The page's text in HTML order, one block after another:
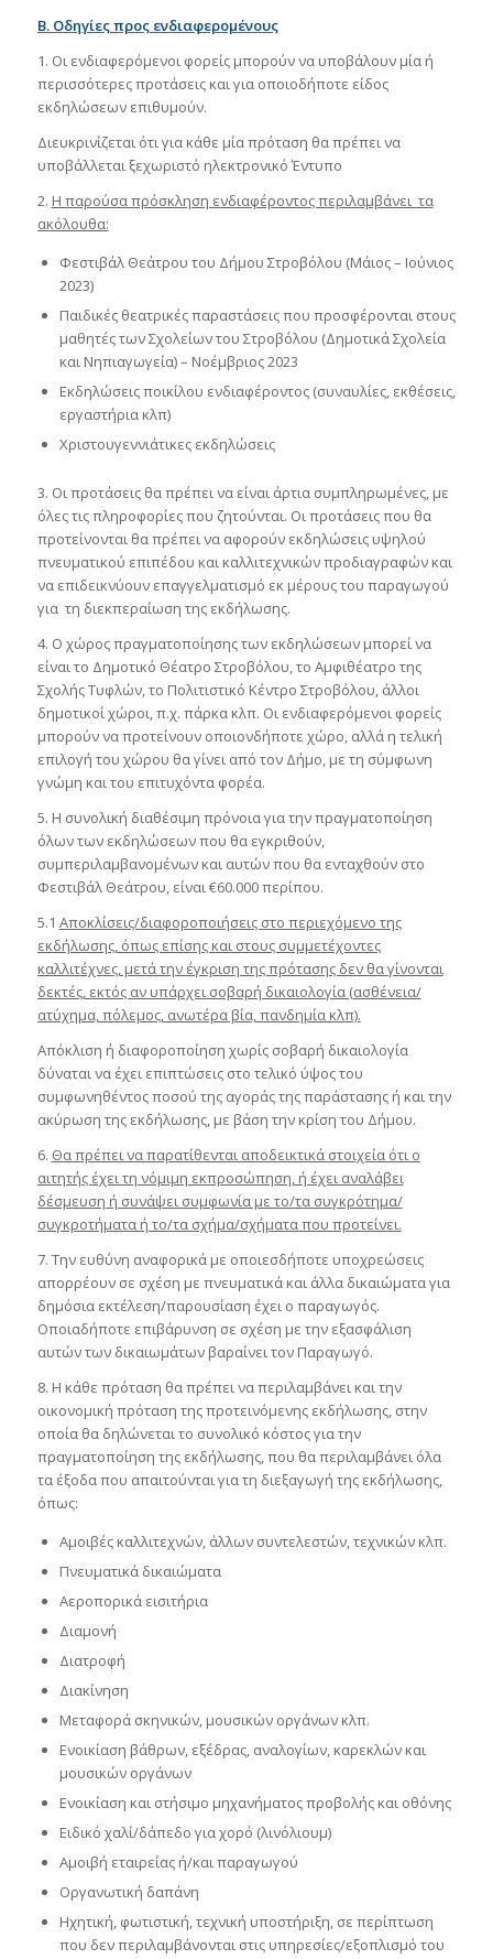
Β. Οδηγίες προς ενδιαφερομένους
1. Οι ενδιαφερόμενοι φορείς μπορούν να υποβάλουν μία ή
περισσότερες προτάσεις και για οποιοδήποτε είδος
εκδηλώσεων επιθυμούν.
Διευκρινίζεται ότι για κάθε μία πρόταση θα πρέπει να
υποβάλλεται ξεχωριστό ηλεκτρονικό Έντυπο
2. Η παρούσα πρόσκληση ενδιαφέροντος περιλαμβάνει τα
ακόλουθα:
Φεστιβάλ Θεάτρου του Δήμου Στροβόλου (Μάιος – Ιούνιος
2023)
Παιδικές θεατρικές παραστάσεις που προσφέρονται στους
μαθητές των Σχολείων του Στροβόλου (Δημοτικά Σχολεία
και Νηπιαγωγεία) – Νοέμβριος 2023
Εκδηλώσεις ποικίλου ενδιαφέροντος (συναυλίες, εκθέσεις,
εργαστήρια κλπ)
Χριστουγεννιάτικες εκδηλώσεις
3. Οι προτάσεις θα πρέπει να είναι άρτια συμπληρωμένες, με
όλες τις πληροφορίες που ζητούνται. Οι προτάσεις που θα
προτείνονται θα πρέπει να αφορούν εκδηλώσεις υψηλού
πνευματικού επιπέδου και καλλιτεχνικών προδιαγραφών και
να επιδεικνύουν επαγγελματισμό εκ μέρους του παραγωγού
για τη διεκπεραίωση της εκδήλωσης.
4. Ο χώρος πραγματοποίησης των εκδηλώσεων μπορεί να
είναι το Δημοτικό Θέατρο Στροβόλου, το Αμφιθέατρο της
Σχολής Τυφλών, το Πολιτιστικό Κέντρο Στροβόλου, άλλοι
δημοτικοί χώροι, π.χ. πάρκα κλπ. Οι ενδιαφερόμενοι φορείς
μπορούν να προτείνουν οποιονδήποτε χώρο, αλλά η τελική
επιλογή του χώρου θα γίνει από τον Δήμο, με τη σύμφωνη
γνώμη και του επιτυχόντα φορέα.
5. Η συνολική διαθέσιμη πρόνοια για την πραγματοποίηση
όλων των εκδηλώσεων που θα εγκριθούν,
συμπεριλαμβανομένων και αυτών που θα ενταχθούν στο
Φεστιβάλ Θεάτρου, είναι €60.000 περίπου.
5.1 Αποκλίσεις/διαφοροποιήσεις στο περιεχόμενο της
εκδήλωσης, όπως επίσης και στους συμμετέχοντες
καλλιτέχνες, μετά την έγκριση της πρότασης δεν θα γίνονται
δεκτές, εκτός αν υπάρχει σοβαρή δικαιολογία (ασθένεια/
ατύχημα, πόλεμος, ανωτέρα βία, πανδημία κλπ).
Απόκλιση ή διαφοροποίηση χωρίς σοβαρή δικαιολογία
δύναται να έχει επιπτώσεις στο τελικό ύψος του
συμφωνηθέντος ποσού της αγοράς της παράστασης ή και την
ακύρωση της εκδήλωσης, με βάση την κρίση του Δήμου.
6. Θα πρέπει να παρατίθενται αποδεικτικά στοιχεία ότι ο
αιτητής έχει τη νόμιμη εκπροσώπηση, ή έχει αναλάβει
δέσμευση ή συνάψει συμφωνία με το/τα συγκρότημα/
συγκροτήματα ή το/τα σχήμα/σχήματα που προτείνει.
7. Την ευθύνη αναφορικά με οποιεσδήποτε υποχρεώσεις
απορρέουν σε σχέση με πνευματικά και άλλα δικαιώματα για
δημόσια εκτέλεση/παρουσίαση έχει ο παραγωγός.
Οποιαδήποτε επιβάρυνση σε σχέση με την εξασφάλιση
αυτών των δικαιωμάτων βαραίνει τον Παραγωγό.
8. Η κάθε πρόταση θα πρέπει να περιλαμβάνει και την
οικονομική πρόταση της προτεινόμενης εκδήλωσης, στην
οποία θα δηλώνεται το συνολικό κόστος για την
πραγματοποίηση της εκδήλωσης, που θα περιλαμβάνει όλα
τα έξοδα που απαιτούνται για τη διεξαγωγή της εκδήλωσης,
όπως:
Αμοιβές καλλιτεχνών, άλλων συντελεστών, τεχνικών κλπ.
Πνευματικά δικαιώματα
Αεροπορικά εισιτήρια
Διαμονή
Διατροφή
Διακίνηση
Μεταφορά σκηνικών, μουσικών οργάνων κλπ.
Ενοικίαση βάθρων, εξέδρας, αναλογίων, καρεκλών και
μουσικών οργάνων
Ενοικίαση και στήσιμο μηχανήματος προβολής και οθόνης
Ειδικό χαλί/δάπεδο για χορό (λινόλιουμ)
Αμοιβή εταιρείας ή/και παραγωγού
Οργανωτική δαπάνη
Ηχητική, φωτιστική, τεχνική υποστήριξη, σε περίπτωση
που δεν περιλαμβάνονται στις υπηρεσίες/εξοπλισμό του